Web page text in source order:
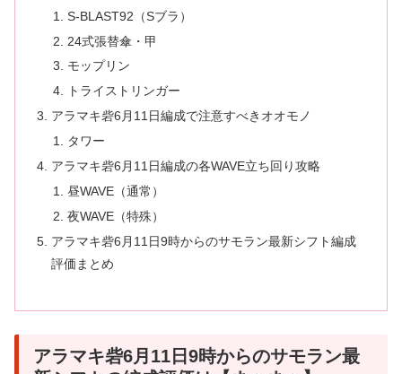
S-BLAST92（Sブラ）
24式張替傘・甲
モップリン
トライストリンガー
アラマキ砦6月11日編成で注意すべきオオモノ
タワー
アラマキ砦6月11日編成の各WAVE立ち回り攻略
昼WAVE（通常）
夜WAVE（特殊）
アラマキ砦6月11日9時からのサモラン最新シフト編成
評価まとめ
アラマキ砦6月11日9時からのサモラン最